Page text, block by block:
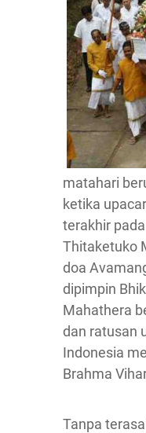
matahari
ketika
terakhir
Thitaketuko
doa
dipimpin
Mahathera
dan ratusan
Indonesia
Brahma
Tanpa